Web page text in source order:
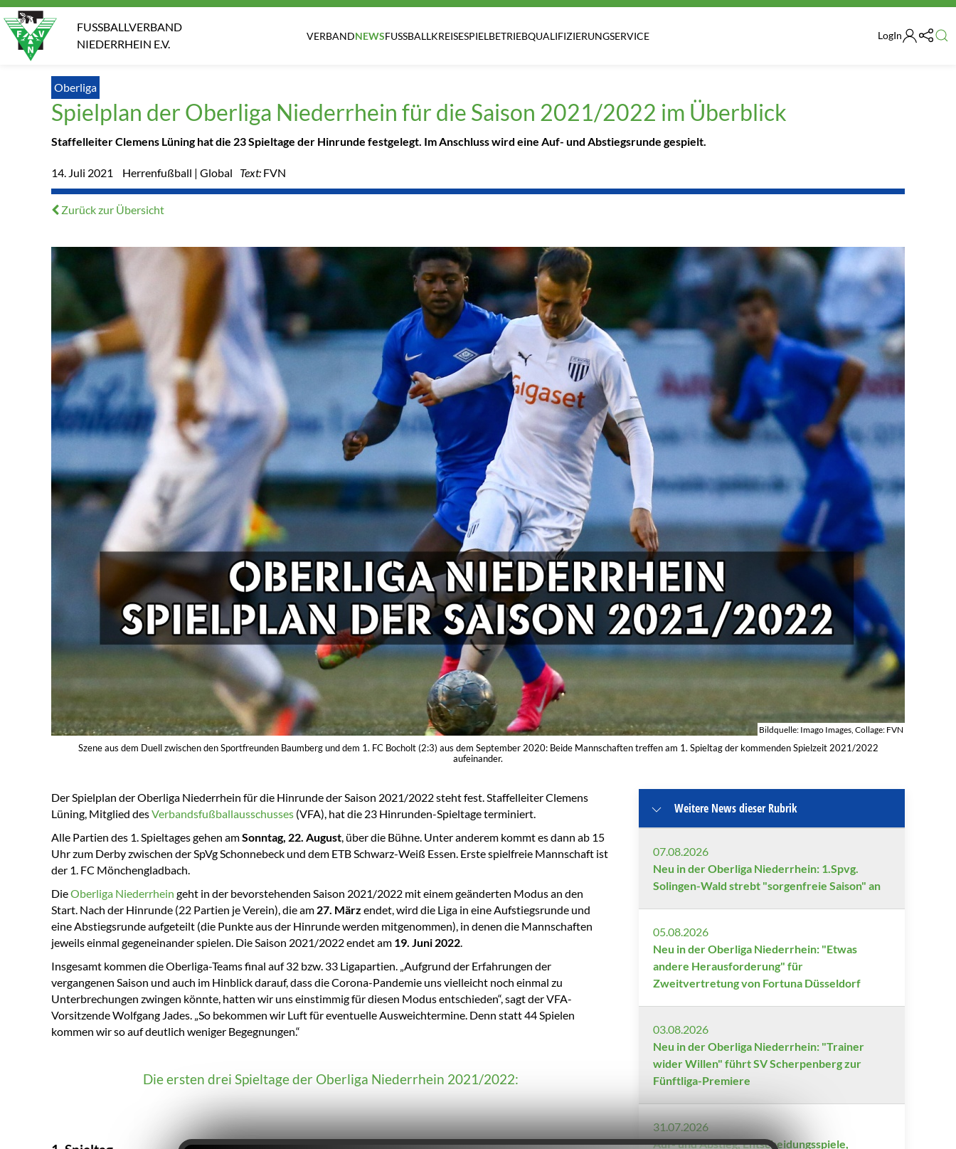
FUSSBALLVERBAND
NIEDERRHEIN E.V.
VERBANDNEWSFUSSBALLKREISE SPIELBETRIEBQUALIFIZIERUNGSERVICE LogIn
Oberliga
Spielplan der Oberliga Niederrhein für die Saison 2021/2022 im Überblick
Staffelleiter Clemens Lüning hat die 23 Spieltage der Hinrunde festgelegt. Im Anschluss wird eine Auf- und Abstiegsrunde gespielt.
14. Juli 2021 Herrenfußball | Global Text: FVN
Zurück zur Übersicht
Bildquelle: Imago Images, Collage: FVN
Szene aus dem Duell zwischen den Sportfreunden Baumberg und dem 1. FC Bocholt (2:3) aus dem September 2020: Beide Mannschaften treffen am 1. Spieltag der kommenden Spielzeit 2021/2022
aufeinander.
Der Spielplan der Oberliga Niederrhein für die Hinrunde der Saison 2021/2022 steht fest. Staffelleiter Clemens
Lüning, Mitglied desVerbandsfußballausschusses (VFA), hat die 23 Hinrunden-Spieltage terminiert.
Alle Partien des 1. Spieltages gehen amSonntag, 22. August , über die Bühne. Unter anderem kommt es dann ab 15
Uhr zum Derby zwischen der SpVg Schonnebeck und dem ETB Schwarz-Weiß Essen. Erste spielfreie Mannschaft ist
der 1. FC Mönchengladbach.
DieOberliga Niederrhein geht in der bevorstehenden Saison 2021/2022 mit einem geänderten Modus an den
Start. Nach der Hinrunde (22 Partien je Verein), die am 27. März endet, wird die Liga in eine Aufstiegsrunde und
eine Abstiegsrunde aufgeteilt (die Punkte aus der Hinrunde werden mitgenommen), in denen die Mannschaften
jeweils einmal gegeneinander spielen. Die Saison 2021/2022 endet am 19. Juni 2022
Insgesamt kommen die Oberliga-Teams final auf 32 bzw. 33 Ligapartien. „Aufgrund der Erfahrungen der
vergangenen Saison und auch im Hinblick darauf, dass die Corona-Pandemie uns vielleicht noch einmal zu
Unterbrechungen zwingen könnte, hatten wir uns einstimmig für diesen Modus entschieden“, sagt der VFA-
Vorsitzende Wolfgang Jades. „So bekommen wir Luft für eventuelle Ausweichtermine. Denn statt 44 Spielen
kommen wir so auf deutlich weniger Begegnungen.“
Die ersten drei Spieltage der Oberliga Niederrhein 2021/2022:
Weitere News dieser Rubrik
07.08.2026
Neu in der Oberliga Niederrhein: 1.Spvg.
Solingen-Wald strebt "sorgenfreie Saison" an
05.08.2026
Neu in der Oberliga Niederrhein: "Etwas
andere Herausforderung" für
Zweitvertretung von Fortuna Düsseldorf
03.08.2026
Neu in der Oberliga Niederrhein: "Trainer
wider Willen" führt SV Scherpenberg zur
Fünftliga-Premiere
31.07.2026
Auf- und Abstieg, Entscheidungsspiele,